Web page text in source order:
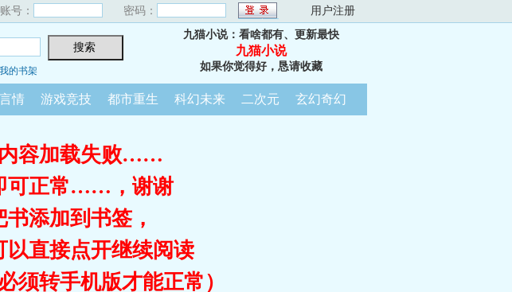
账号： 密码： 用户注册
我的书架
九猫小说：看啥都有、更新最快
九猫小说
如果你觉得好，恳请收藏
情 游戏竞技 都市重生 科幻未来 二次元 玄幻奇幻
内容加载失败……
可正常……，谢谢
添加到书签，
直接点开继续阅读
须转手机版才能正常）